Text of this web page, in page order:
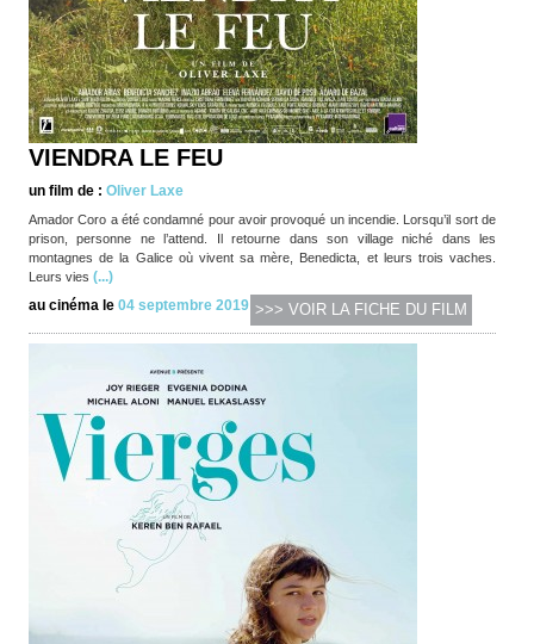
VIENDRA LE FEU
un film de : Oliver Laxe
Amador Coro a été condamné pour avoir provoqué un incendie. Lorsqu’il sort de
prison, personne ne l’attend. Il retourne dans son village niché dans les
montagnes de la Galice où vivent sa mère, Benedicta, et leurs trois vaches.
Leurs vies (...)
au cinéma le 04 septembre 2019 >>> VOIR LA FICHE DU FILM